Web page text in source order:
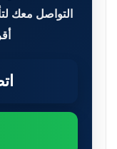
التواصل معك